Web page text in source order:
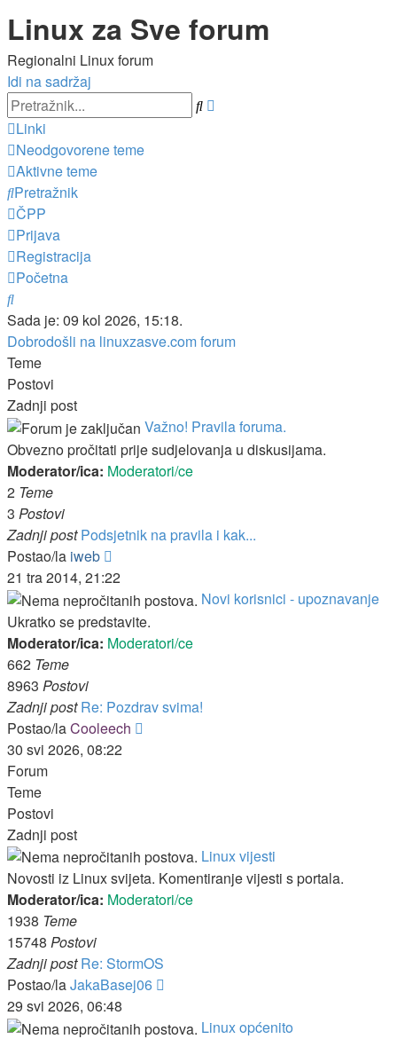
Linux za Sve forum
Regionalni Linux forum
Idi na sadržaj
Pretražnik
Linki
Neodgovorene teme
Aktivne teme
Pretražnik
ČPP
Prijava
Registracija
Početna
Pretražnik
Sada je: 09 kol 2026, 15:18.
Dobrodošli na linuxzasve.com forum
Teme
Postovi
Zadnji post
Važno! Pravila foruma.
Obvezno pročitati prije sudjelovanja u diskusijama.
Moderator/ica: Moderatori/ce
2 Teme
3 Postovi
Zadnji post Podsjetnik na pravila i kak...
Postao/la iweb
post
21 tra 2014, 21:22
Novi korisnici - upoznavanje
Ukratko se predstavite.
Moderator/ica: Moderatori/ce
662 Teme
8963 Postovi
Zadnji post Re: Pozdrav svima!
Postao/laCooleech
30 svi 2026, 08:22
Forum
Teme
Postovi
Zadnji post
Linux vijesti
Novosti iz Linux svijeta. Komentiranje vijesti s portala.
Moderator/ica: Moderatori/ce
1938 Teme
15748 Postovi
Zadnji post Re: StormOS
Postao/laJakaBasej06
29 svi 2026, 06:48
Linux općenito